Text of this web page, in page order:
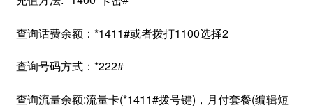
查询话费余额：*1411#或者拨打1100选择2
查询号码方式：*222#
查询流量余额:流量卡(*1411#拨号键)，月付套餐(编辑短